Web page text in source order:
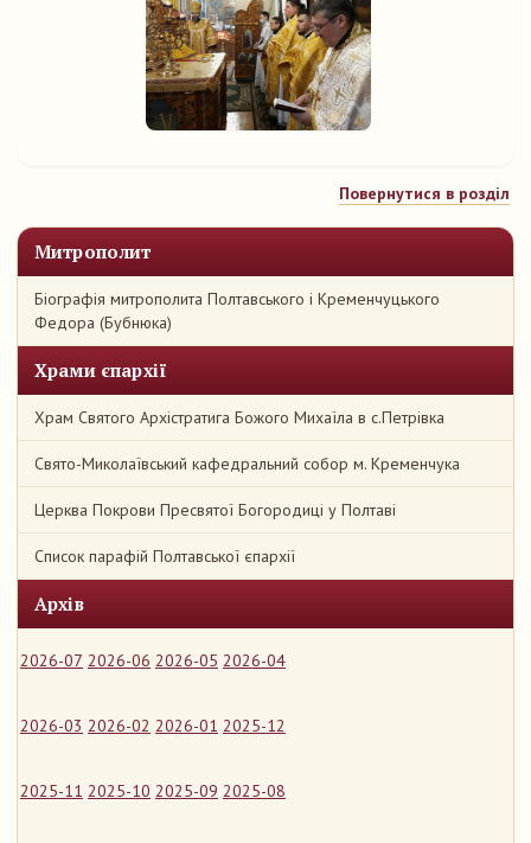
Митрополит
Біографія митрополита Полтавського і Кременчуцького
Федора (Бубнюка)
Храми єпархії
Храм Святого Архістратига Божого Михаїла в с.Петрівка
Свято-Миколаївський кафедральний собор м. Кременчука
Церква Покрови Пресвятої Богородиці у Полтаві
Список парафій Полтавської єпархії
Архів
2026-07 2026-06 2026-05 2026-04
2026-03 2026-02 2026-01 2025-12
2025-11 2025-10 2025-09 2025-08
Повернутися в розділ